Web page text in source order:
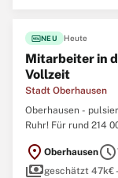
fiber_newNEU Heute
Mitarbeiter in
Vollzeit
Stadt Oberhausen
Oberhausen -
Ruhr! Für rund 214
öffentlichen
mit regionaler
location_on Oberhausenschedule
paymentsgeschätzt 47k€